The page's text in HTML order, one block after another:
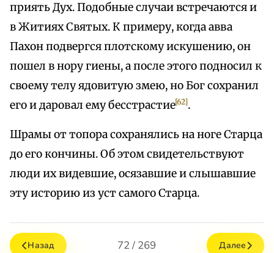
приять Дух. Подобные случаи встречаются и
в Житиях Святых. К примеру, когда авва
Пахон подвергся плотскому искушению, он
пошел в нору гиены, а после этого подносил к
своему телу ядовитую змею, но Бог сохранил
его и даровал ему бесстрастие[62].
Шрамы от топора сохранялись на ноге Старца
до его кончины. Об этом свидетельствуют
люди их видевшие, осязавшие и слышавшие
эту историю из уст самого Старца.
Назад 72 / 269 Далее